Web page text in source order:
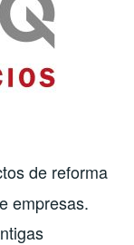
de reforma
empresas.